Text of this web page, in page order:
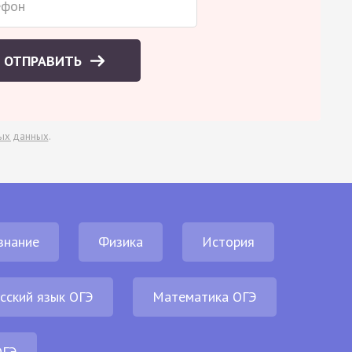
ОТПРАВИТЬ
данных.
Физика История
язык ОГЭ Математика ОГЭ